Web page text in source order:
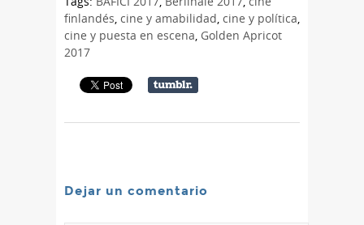
finlandés cine y amabilidad cine y política
cine y puesta en escena Golden Apricot
2017
Dejar un comentario